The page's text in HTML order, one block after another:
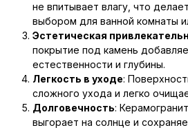
не впитывает влагу, что
выбором для ванной комнаты
Эстетическая
покрытие под камень
естественности и глубины.
Легкость в уходе:
сложного ухода и легко
Долговечность:
выгорает на солнце и